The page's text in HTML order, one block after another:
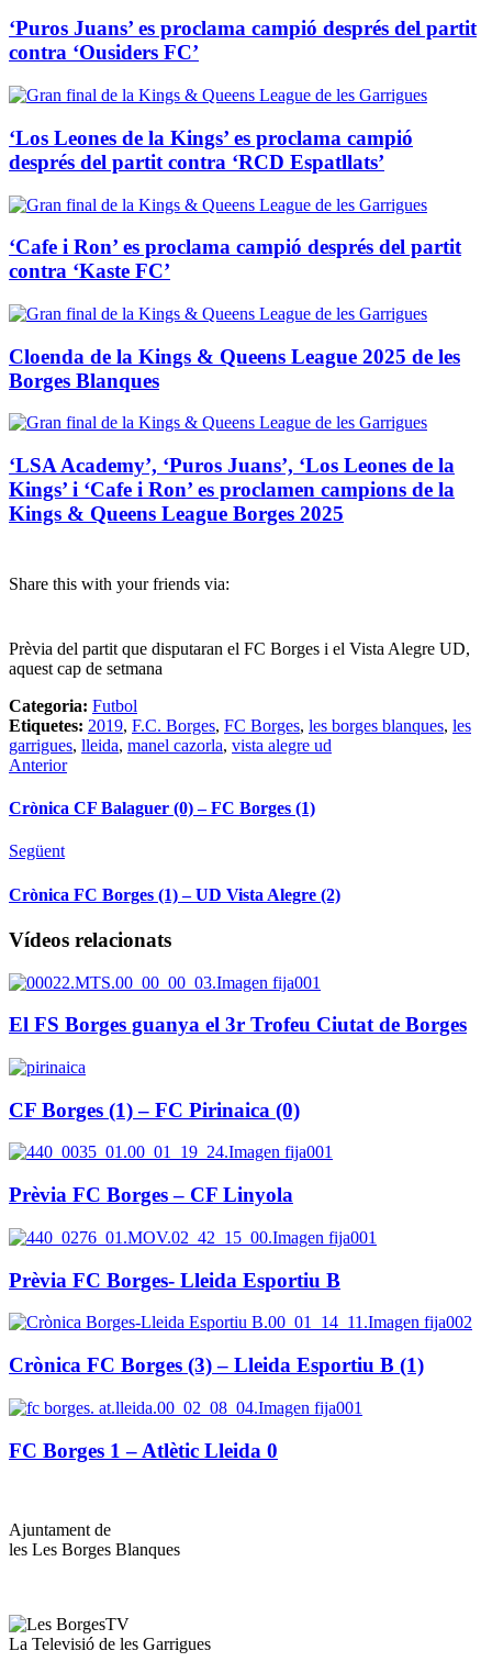
‘Puros Juans’ es proclama campió després del partit
contra ‘Ousiders FC’
‘Los Leones de la Kings’ es proclama campió
després del partit contra ‘RCD Espatllats’
‘Cafe i Ron’ es proclama campió després del partit
contra ‘Kaste FC’
Cloenda de la Kings & Queens League 2025 de les
Borges Blanques
‘LSA Academy’, ‘Puros Juans’, ‘Los Leones de la
Kings’ i ‘Cafe i Ron’ es proclamen campions de la
Kings & Queens League Borges 2025
Share this with your friends via:
Prèvia del partit que disputaran el FC Borges i el Vista Alegre UD,
aquest cap de setmana
Categoria: Futbol
Etiquetes: 2019, F.C. Borges, FC Borges, les borges blanques, les
garrigues, lleida, manel cazorla, vista alegre ud
Anterior
Crònica CF Balaguer (0) – FC Borges (1)
Següent
Crònica FC Borges (1) – UD Vista Alegre (2)
Vídeos relacionats
El FS Borges guanya el 3r Trofeu Ciutat de Borges
CF Borges (1) – FC Pirinaica (0)
Prèvia FC Borges – CF Linyola
Prèvia FC Borges- Lleida Esportiu B
Crònica FC Borges (3) – Lleida Esportiu B (1)
FC Borges 1 – Atlètic Lleida 0
Ajuntament de
les Les Borges Blanques
La Televisió de les Garrigues